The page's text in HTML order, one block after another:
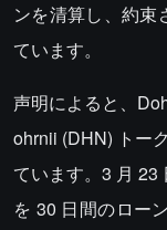
ンを清算し、約束
ています。
声明によると、
ohrnii (DHN) トー
ています。3 月 23
を 30 日間のロー